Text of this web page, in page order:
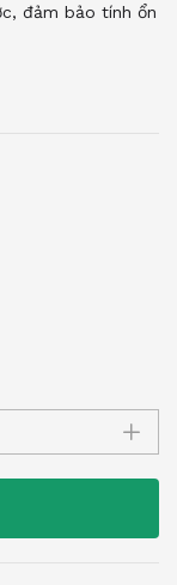
đảm bảo tính ổn